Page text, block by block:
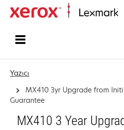
Yazıcı
MX410 3yr Upgrade from
Guarantee
MX410 3 Year